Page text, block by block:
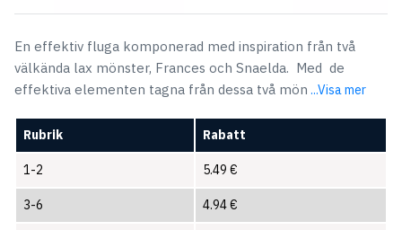
En effektiv fluga komponerad med inspiration från två
välkända lax mönster, Frances och Snaelda. Med de
effektiva elementen tagna från dessa två mön ...Visa mer
Rubrik Rabatt
1-2 5.49 €
3-6 4.94€